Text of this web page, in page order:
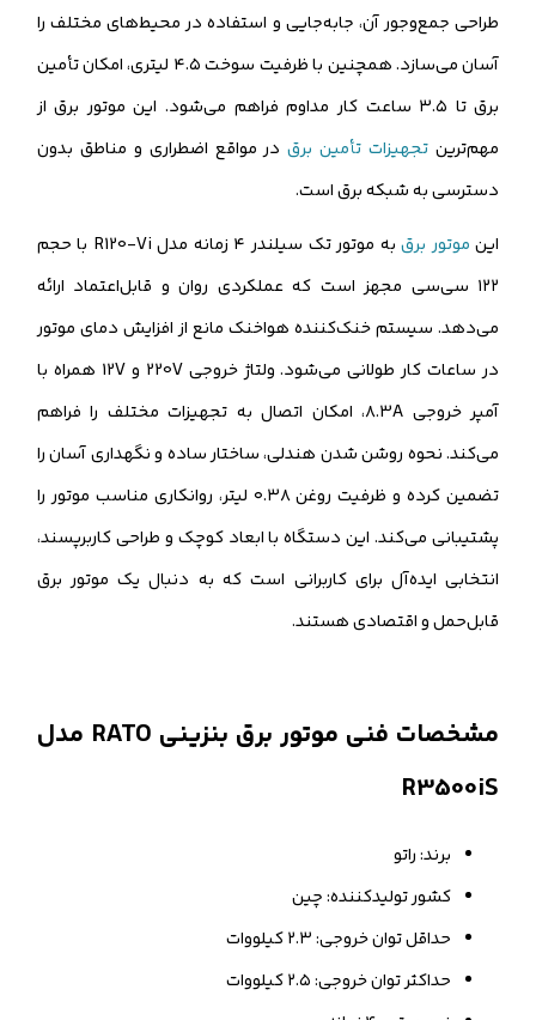
طراحی جمع‌وجور آن، جابه‌جایی و استفاده در محیط‌های مختلف را
آسان می‌سازد. همچنین با ظرفیت سوخت ۴.۵ لیتری، امکان تأمین
برق تا ۳.۵ ساعت کار مداوم فراهم می‌شود. این موتور برق از
مهم‌ترین تجهیزات تأمین برقدر مواقع اضطراری و مناطق بدون
دسترسی به شبکه برق است.
این موتور برق
به موتور تک سیلندر ۴ زمانه مدل R120-Vi با حجم
۱۲۲ سی‌سی مجهز است که عملکردی روان و قابل‌اعتماد ارائه
می‌دهد. سیستم خنک‌کننده هواخنک مانع از افزایش دمای موتور
در ساعات کار طولانی می‌شود. ولتاژ خروجی 220V و 12V همراه با
آمپر خروجی ۸.3A، امکان اتصال به تجهیزات مختلف را فراهم
می‌کند. نحوه روشن شدن هندلی، ساختار ساده و نگهداری آسان را
تضمین کرده و ظرفیت روغن ۰.۳۸ لیتر، روانکاری مناسب موتور را
پشتیبانی می‌کند. این دستگاه با ابعاد کوچک و طراحی کاربرپسند،
انتخابی ایده‌آل برای کاربرانی است که به دنبال یک موتور برق
قابل‌حمل و اقتصادی هستند.
مشخصات فنی موتور برق بنزینی RATO مدل
R3500iS
برند: راتو
کشور تولیدکننده: چین
حداقل توان خروجی: ۲.۳ کیلووات
حداکثر توان خروجی: ۲.۵ کیلووات